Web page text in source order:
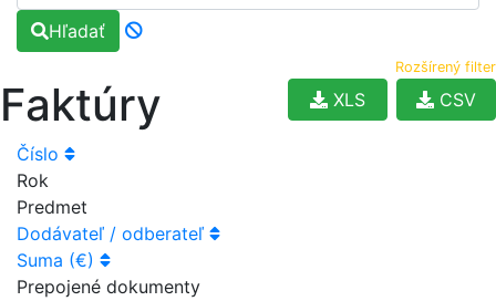
Hľadať
Rozšírený filter
Faktúry CSV
XLS
Číslo
Rok
Predmet
Dodávateľ / odberateľ
Suma (€)
Prepojené dokumenty